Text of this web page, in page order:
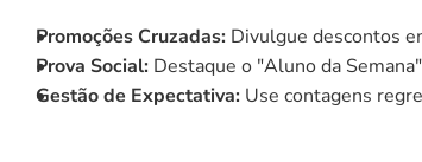
Promoções Cruzadas: Divulgue descontos
Prova Social: Destaque o "Aluno da
Gestão de Expectativa: Use contagens